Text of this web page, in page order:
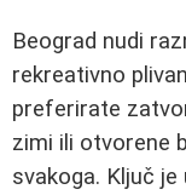
Beograd nudi
rekreativno
preferirate
zimi ili otvorene
svakoga. Ključ